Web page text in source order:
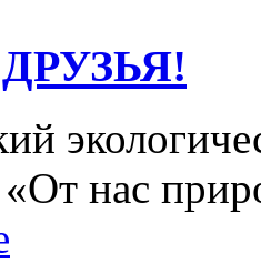
«От нас